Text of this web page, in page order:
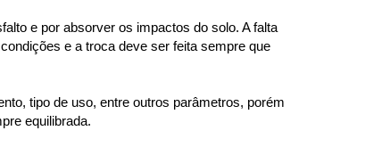
e por absorver os impactos do solo. A falta
e a troca deve ser feita sempre que
tipo de uso, entre outros parâmetros, porém
equilibrada.